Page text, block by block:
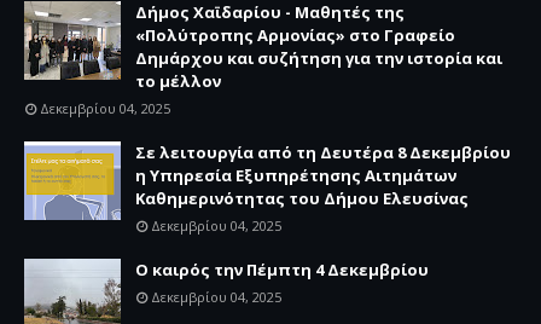
Δήμος Χαϊδαρίου - Μαθητές της
«Πολύτροπης Αρμονίας» στο Γραφείο
Δημάρχου και συζήτηση για την ιστορία και
το μέλλον
Δεκεμβρίου 04, 2025
Σε λειτουργία από τη Δευτέρα 8 Δεκεμβρίου
η Υπηρεσία Εξυπηρέτησης Αιτημάτων
Καθημερινότητας του Δήμου Ελευσίνας
Δεκεμβρίου 04, 2025
Ο καιρός την Πέμπτη 4 Δεκεμβρίου
Δεκεμβρίου 04, 2025